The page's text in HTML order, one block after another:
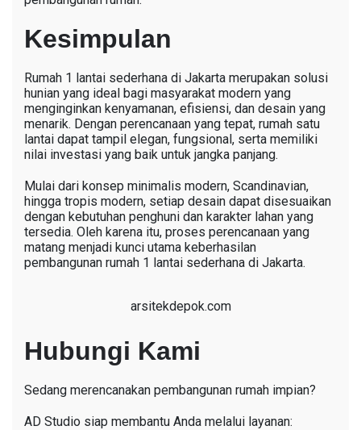
Kesimpulan
Rumah 1 lantai sederhana di Jakarta merupakan solusi
hunian yang ideal bagi masyarakat modern yang
menginginkan kenyamanan, efisiensi, dan desain yang
menarik. Dengan perencanaan yang tepat, rumah satu
lantai dapat tampil elegan, fungsional, serta memiliki
nilai investasi yang baik untuk jangka panjang.
Mulai dari konsep minimalis modern, Scandinavian,
hingga tropis modern, setiap desain dapat disesuaikan
dengan kebutuhan penghuni dan karakter lahan yang
tersedia. Oleh karena itu, proses perencanaan yang
matang menjadi kunci utama keberhasilan
pembangunan rumah 1 lantai sederhana di Jakarta.
arsitekdepok.com
Hubungi Kami
Sedang merencanakan pembangunan rumah impian?
AD Studio siap membantu Anda melalui layanan: